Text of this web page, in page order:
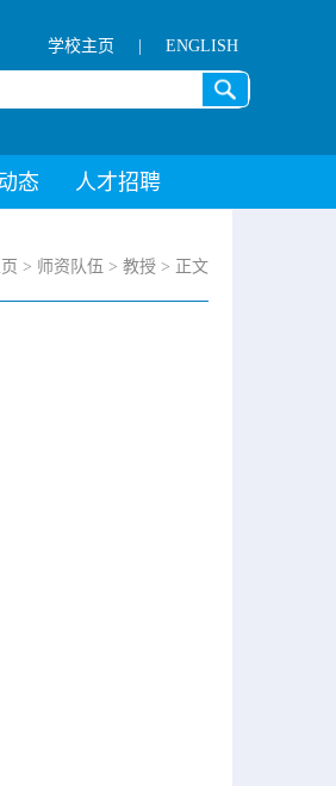
ENGLISH
学校主页
态 人才招聘
> 师资队伍 > 教授 > 正文